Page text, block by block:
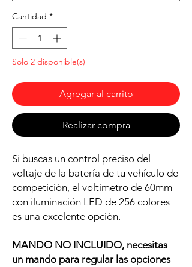
Cantidad *
Solo 2 disponible(s)
Agregar al carrito
Realizar compra
Si buscas un control preciso del
voltaje de la batería de tu vehículo de
competición, el voltímetro de 60mm
con iluminación LED de 256 colores
es una excelente opción.
MANDO NO INCLUIDO, necesitas
un mando para regular las opciones